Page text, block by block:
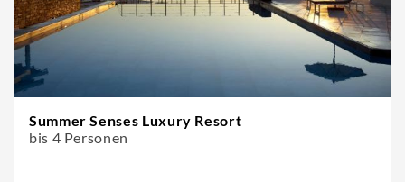
Summer Senses Luxury Resort
bis 4 Personen